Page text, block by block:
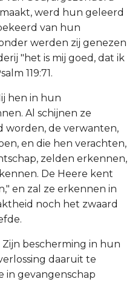
werd hun geleerd
van hun
werden zij genezen
"het is mij goed, dat ik
119:71.
hen in hun
Al schijnen ze
worden, de verwanten,
en die hen verachten,
zelden erkennen,
De Heere kent
en zal ze erkennen in
noch het zwaard
bescherming in hun
daaruit te
in gevangenschap